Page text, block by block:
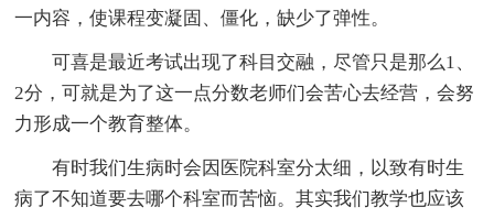
一内容，使课程变凝固、僵化，缺少了弹性。
可喜是最近考试出现了科目交融，尽管只是那么1、
2分，可就是为了这一点分数老师们会苦心去经营，会努
力形成一个教育整体。
有时我们生病时会因医院科室分太细，以致有时生
病了不知道要去哪个科室而苦恼。其实我们教学也应该